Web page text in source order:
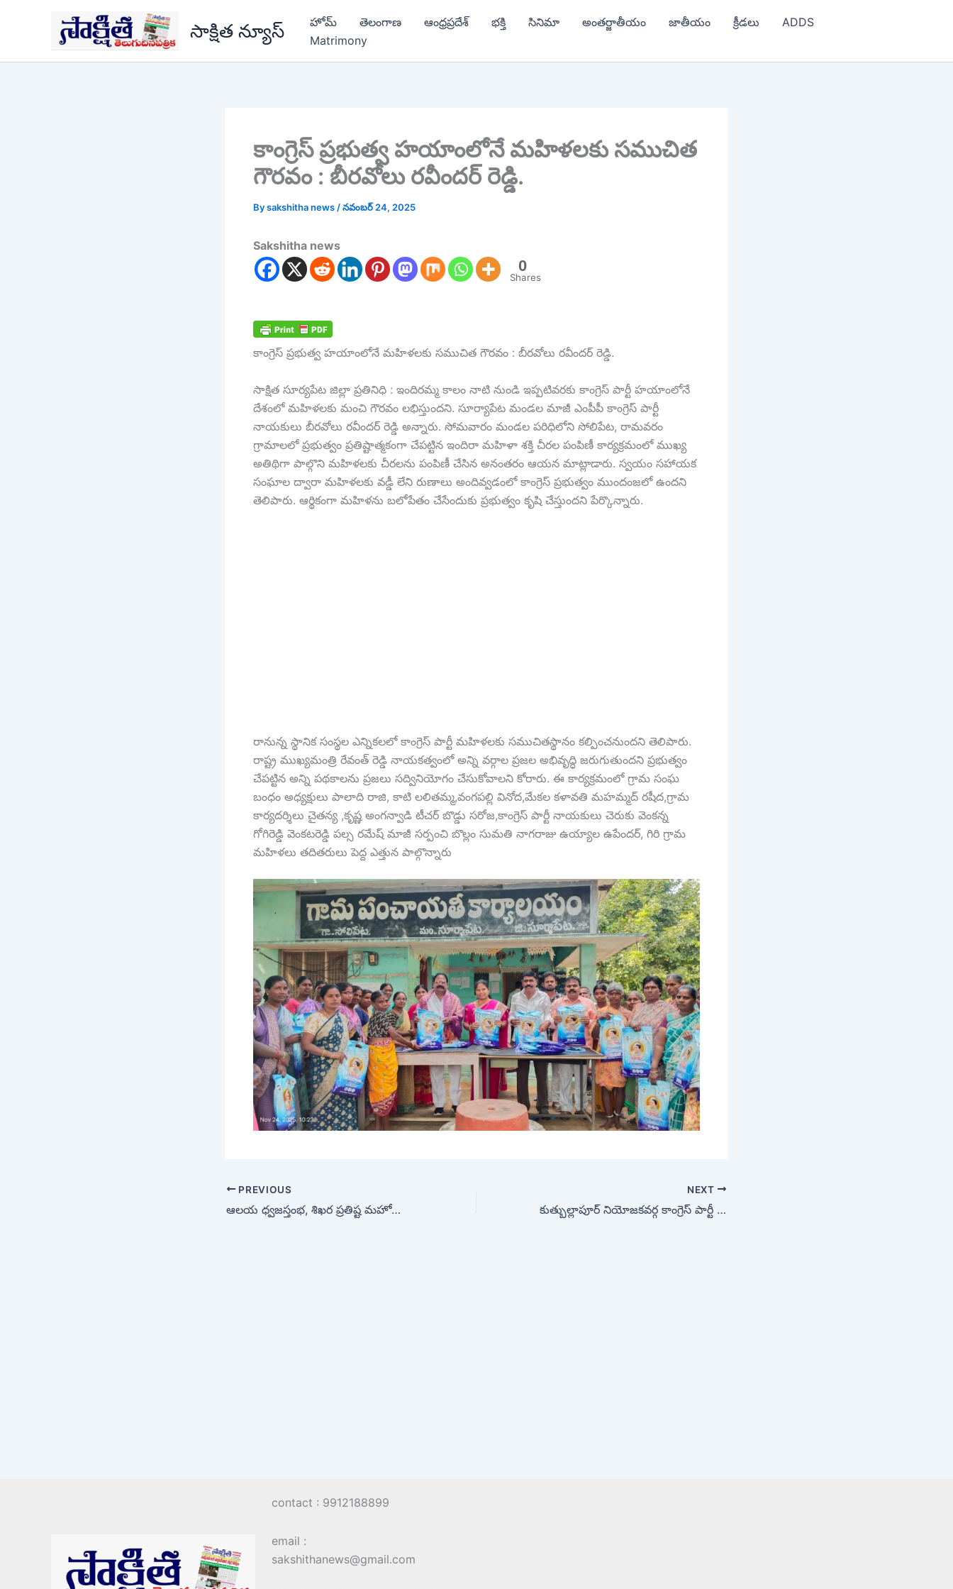
సాక్షిత న్యూస్ హోమ్ తెలంగాణ ఆంధ్రప్రదేశ్ భక్తి సినిమా అంతర్జాతీయం జాతీయం క్రీడలు
ADDS
Matrimony
కాంగ్రెస్ ప్రభుత్వ హయాంలోనే మహిళలకు సముచిత
గౌరవం : బీరవోలు రవీందర్ రెడ్డి.
Bysakshitha news/నవంబర్ 24, 2025
Sakshitha news
0
Shares
కాంగ్రెస్ ప్రభుత్వ హయాంలోనే మహిళలకు సముచిత గౌరవం : బీరవోలు రవీందర్ రెడ్డి.
సాక్షిత సూర్యపేట జిల్లా ప్రతినిధి : ఇందిరమ్మ కాలం నాటి నుండి ఇప్పటివరకు కాంగ్రెస్ పార్టీ హయాంలోనే
దేశంలో మహిళలకు మంచి గౌరవం లభిస్తుందని. సూర్యాపేట మండల మాజీ ఎంపీపీ కాంగ్రెస్ పార్టీ
నాయకులు బీరవోలు రవీందర్ రెడ్డి అన్నారు. సోమవారం మండల పరిధిలోని సోలిపేట, రామవరం
గ్రామాలలో ప్రభుత్వం ప్రతిష్టాత్మకంగా చేపట్టిన ఇందిరా మహిళా శక్తి చీరల పంపిణీ కార్యక్రమంలో ముఖ్య
అతిథిగా పాల్గొని మహిళలకు చీరలను పంపిణీ చేసిన అనంతరం ఆయన మాట్లాడారు. స్వయం సహాయక
సంఘాల ద్వారా మహిళలకు వడ్డీ లేని రుణాలు అందివ్వడంలో కాంగ్రెస్ ప్రభుత్వం ముందంజలో ఉందని
తెలిపారు. ఆర్థికంగా మహిళను బలోపేతం చేసేందుకు ప్రభుత్వం కృషి చేస్తుందని పేర్కొన్నారు.
రానున్న స్థానిక సంస్థల ఎన్నికలలో కాంగ్రెస్ పార్టీ మహిళలకు సముచితస్థానం కల్పించనుందని తెలిపారు.
రాష్ట్ర ముఖ్యమంత్రి రేవంత్ రెడ్డి నాయకత్వంలో అన్ని వర్గాల ప్రజల అభివృద్ధి జరుగుతుందని ప్రభుత్వం
చేపట్టిన అన్ని పథకాలను ప్రజలు సద్వినియోగం చేసుకోవాలని కోరారు. ఈ కార్యక్రమంలో గ్రామ సంఘ
బంధం అధ్యక్షులు పాలాది రాజి, కాటి లలితమ్మ,వంగపల్లి వినోద,మేకల కళావతి మహమ్మద్ రషీద,గ్రామ
కార్యదర్శిలు చైతన్య ,కృష్ణ అంగన్వాడి టీచర్ బొడ్డు సరోజ,కాంగ్రెస్ పార్టీ నాయకులు చెరుకు వెంకన్న
గోగిరెడ్డి వెంకటరెడ్డి పల్స రమేష్ మాజీ సర్పంచి బొల్లం సుమతి నాగరాజు ఉయ్యాల ఉపేందర్, గిరి గ్రామ
మహిళలు తదితరులు పెద్ద ఎత్తున పాల్గొన్నారు
PREVIOUS
ఆలయ ధ్వజస్తంభ, శిఖర ప్రతిష్ట మహోత్సవానికి ముఖ్య అతిథిగా నర్సారెడ్డి భూపతి రెడ్డి
NEXT
కుత్బుల్లాపూర్ నియోజకవర్గ కాంగ్రెస్ పార్టీ ఇంచార్జి కొలన్ హన్మంత్ రెడ్డి విదేశీ పర్యటన
contact : 9912188899
email :
sakshithanews@gmail.com